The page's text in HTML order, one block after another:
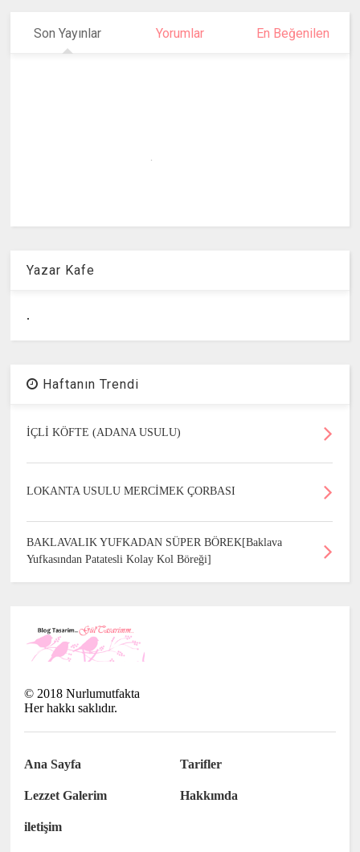
Son Yayınlar Yorumlar En Beğenilen
Yazar Kafe
.
Haftanın Trendi
İÇLİ KÖFTE (ADANA USULU)
LOKANTA USULU MERCİMEK ÇORBASI
BAKLAVALIK YUFKADAN SÜPER BÖREK[Baklava
Yufkasından Patatesli Kolay Kol Böreği]
© 2018 Nurlumutfakta
Her hakkı saklıdır.
Ana Sayfa Tarifler
Lezzet Galerim Hakkımda
iletişim